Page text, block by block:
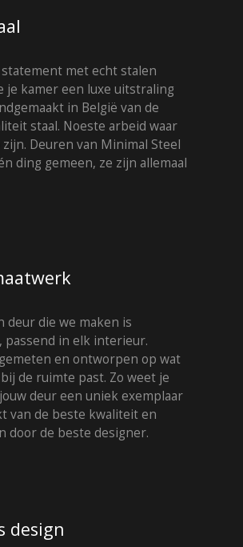
met echt stalen
je kamer een luxe uitstraling
in België van de
staal. Noeste arbeid waar
Deuren van Minimal Steel
ding gemeen, ze zijn allemaal
deur die we maken is
passend in elk interieur.
en ontworpen op wat
de ruimte past. Zo weet je
deur een uniek exemplaar
van de beste kwaliteit en
door de beste designer.
design